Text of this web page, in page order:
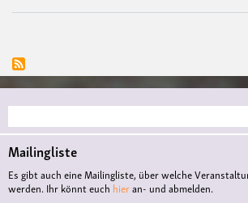
Suche
Mailingliste
Es gibt auch eine Mailingliste, über welche
werden. Ihr könnt euch hieran- und abmelden.